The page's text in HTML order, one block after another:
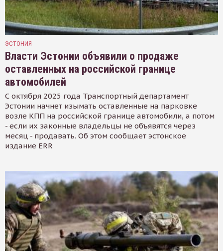
ЭСТОНИЯ
Власти Эстонии объявили о продаже
оставленных на российской границе
автомобилей
С октября 2025 года Транспортный департамент
Эстонии начнет изымать оставленные на парковке
возле КПП на российской границе автомобили, а потом
- если их законные владельцы не объявятся через
месяц - продавать. Об этом сообщает эстонское
издание ERR